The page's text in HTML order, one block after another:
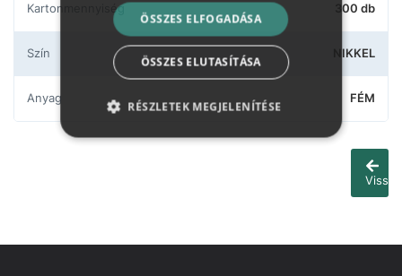
Kartonmennyiség 300 db
Szín NIKKEL
Anyag FÉM
Vissza
ÖSSZES ELFOGADÁSA
ÖSSZES ELUTASÍTÁSA
RÉSZLETEK MEGJELENÍTÉSE